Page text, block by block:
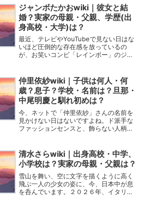
超えた、もっと根源的な何か??魂の震え
のようなものを感じ...
ジャンボたかおwiki｜彼女と結
婚？実家の母親・父親、学歴(出
身高校・大学)は？
最近、テレビやYouTubeで見ない日はな
いほど圧倒的な存在感を放っているの
が、お笑いコンビ「レインボー」のジャ
に惹かれて情報を探している方も多いの
ではないでしょうか。...
仲里依紗wiki｜子供は何人・何
歳？息子？学校・名前は？旦那・
中尾明慶と馴れ初めは？
今、ネットで「仲里依紗」さんの名前を
見かけない日はないですよね。ド派手な
ファッションセンスと、飾らない人柄
夫の中尾明慶さんとの「BIG LOVE」な夫
婦関係は、...
清水さらwiki｜出身高校・中学、
小学校は？実家の母親・父親は？
雪山を舞い、空に文字を描くように高く
飛ぶ一人の少女の姿に、今、日本中が息
を呑んでいます。２０２６年、イタリア